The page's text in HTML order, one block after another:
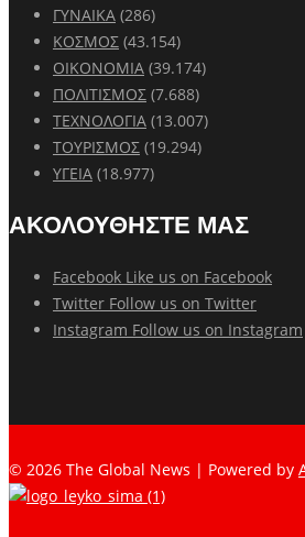
ΓΥΝΑΙΚΑ (286)
ΚΟΣΜΟΣ (43.154)
ΟΙΚΟΝΟΜΙΑ (39.174)
ΠΟΛΙΤΙΣΜΟΣ (7.688)
ΤΕΧΝΟΛΟΓΙΑ (13.007)
ΤΟΥΡΙΣΜΟΣ (19.294)
ΥΓΕΙΑ (18.977)
ΑΚΟΛΟΥΘΗΣΤΕ ΜΑΣ
Facebook Like us on Facebook
Twitter Follow us on Twitter
Instagram Follow us on Instagram
© 2026 The Global News | Powered by